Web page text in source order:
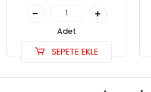
Adet
SEPETE EKLE